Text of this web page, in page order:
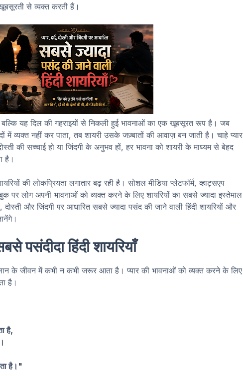
से व्यक्त करती हैं।
बल्कि यह दिल की गहराइयों से निकली हुई भावनाओं का एक खूबसूरत रूप है। जब
में व्यक्त नहीं कर पाता, तब शायरी उसके जज़्बातों की आवाज़ बन जाती है। चाहे प्यार
की सच्चाई हो या जिंदगी के अनुभव हों, हर भावना को शायरी के माध्यम से बेहद
है।
की लोकप्रियता लगातार बढ़ रही है। सोशल मीडिया प्लेटफॉर्म, व्हाट्सएप
पर लोग अपनी भावनाओं को व्यक्त करने के लिए शायरियों का सबसे ज्यादा इस्तेमाल
और जिंदगी पर आधारित सबसे ज्यादा पसंद की जाने वाली हिंदी शायरियों और
पसंदीदा हिंदी शायरियाँ
के जीवन में कभी न कभी जरूर आता है। प्यार की भावनाओं को व्यक्त करने के लिए
है।
है,
है।"